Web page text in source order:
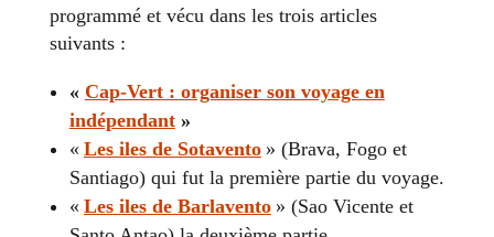
programmé et vécu dans les trois articles
suivants :
« Cap-Vert : organiser son voyage en
indépendant »
« Les iles de Sotavento» (Brava, Fogo et
Santiago) qui fut la première partie du voyage.
« Les iles de Barlavento» (Sao Vicente et